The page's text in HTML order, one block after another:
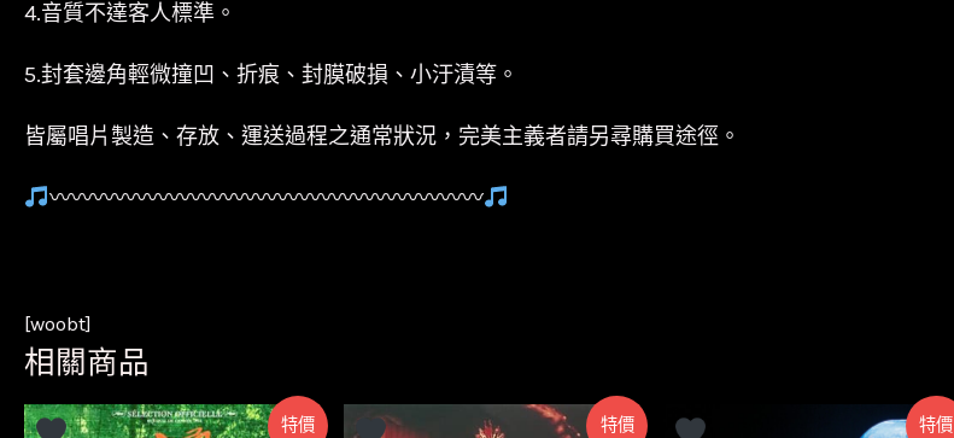
4.音質不達客人標準。
5.封套邊角輕微撞凹、折痕、封膜破損、小汙漬等。
皆屬唱片製造、存放、運送過程之通常狀況，完美主義者請另尋購買途徑。
〰〰〰〰〰〰〰〰〰〰〰〰〰〰〰〰〰〰〰〰
[woobt]
相關商品
特價 特價 特價